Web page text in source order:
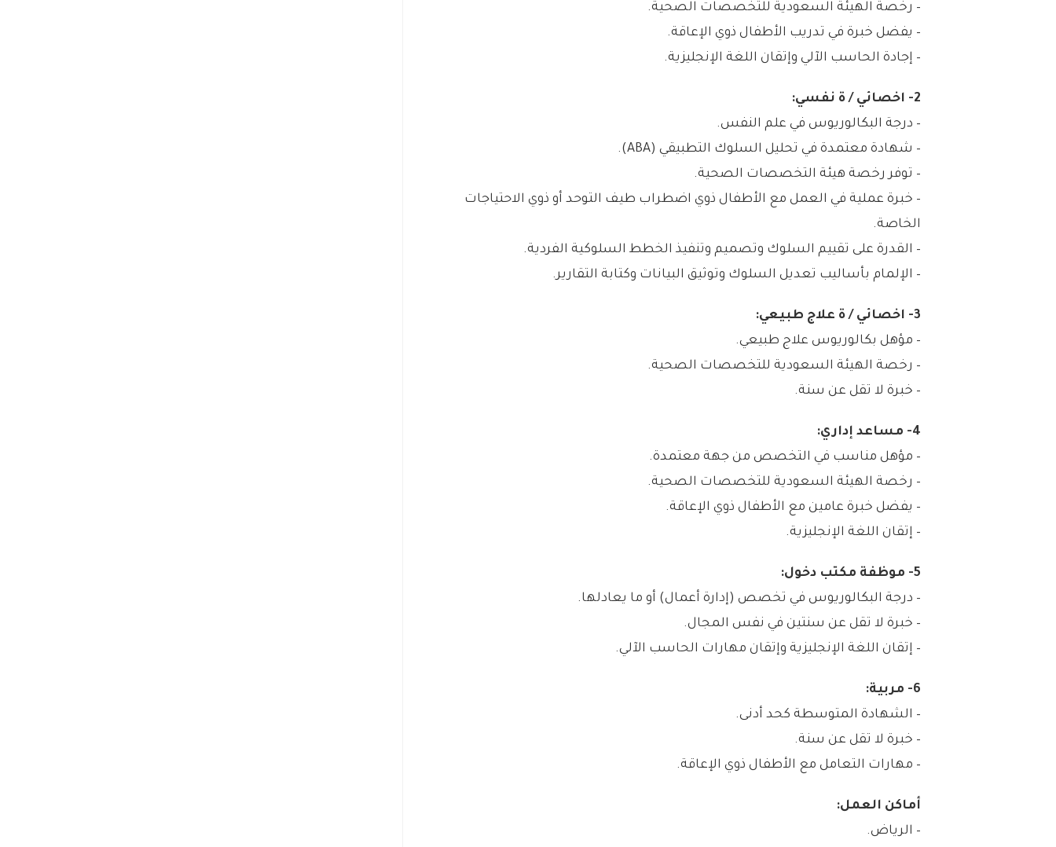
– رخصة الهيئة السعودية للتخصصات الصحية.
– يفضل خبرة في تدريب الأطفال ذوي الإعاقة.
– إجادة الحاسب الآلي وإتقان اللغة الإنجليزية.
2- اخصائي / ة نفسي:
– درجة البكالوريوس في علم النفس.
– شهادة معتمدة في تحليل السلوك التطبيقي (ABA).
– توفر رخصة هيئة التخصصات الصحية.
– خبرة عملية في العمل مع الأطفال ذوي اضطراب طيف التوحد أو ذوي الاحتياجات
الخاصة.
– القدرة على تقييم السلوك وتصميم وتنفيذ الخطط السلوكية الفردية.
– الإلمام بأساليب تعديل السلوك وتوثيق البيانات وكتابة التقارير.
3- اخصائي / ة علاج طبيعي:
– مؤهل بكالوريوس علاج طبيعي.
– رخصة الهيئة السعودية للتخصصات الصحية.
– خبرة لا تقل عن سنة.
4- مساعد إداري:
– مؤهل مناسب في التخصص من جهة معتمدة.
– رخصة الهيئة السعودية للتخصصات الصحية.
– يفضل خبرة عامين مع الأطفال ذوي الإعاقة.
– إتقان اللغة الإنجليزية.
5- موظفة مكتب دخول:
– درجة البكالوريوس في تخصص (إدارة أعمال) أو ما يعادلها.
– خبرة لا تقل عن سنتين في نفس المجال.
– إتقان اللغة الإنجليزية وإتقان مهارات الحاسب الآلي.
6- مربية:
– الشهادة المتوسطة كحد أدنى.
– خبرة لا تقل عن سنة.
– مهارات التعامل مع الأطفال ذوي الإعاقة.
أماكن العمل:
– الرياض.